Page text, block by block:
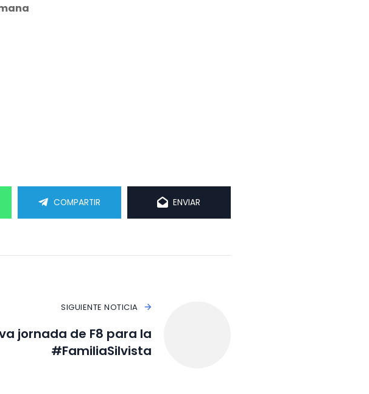
COMPARTIR ENVIAR
SIGUIENTE NOTICIA
jornada de F8 para la
#FamiliaSilvista